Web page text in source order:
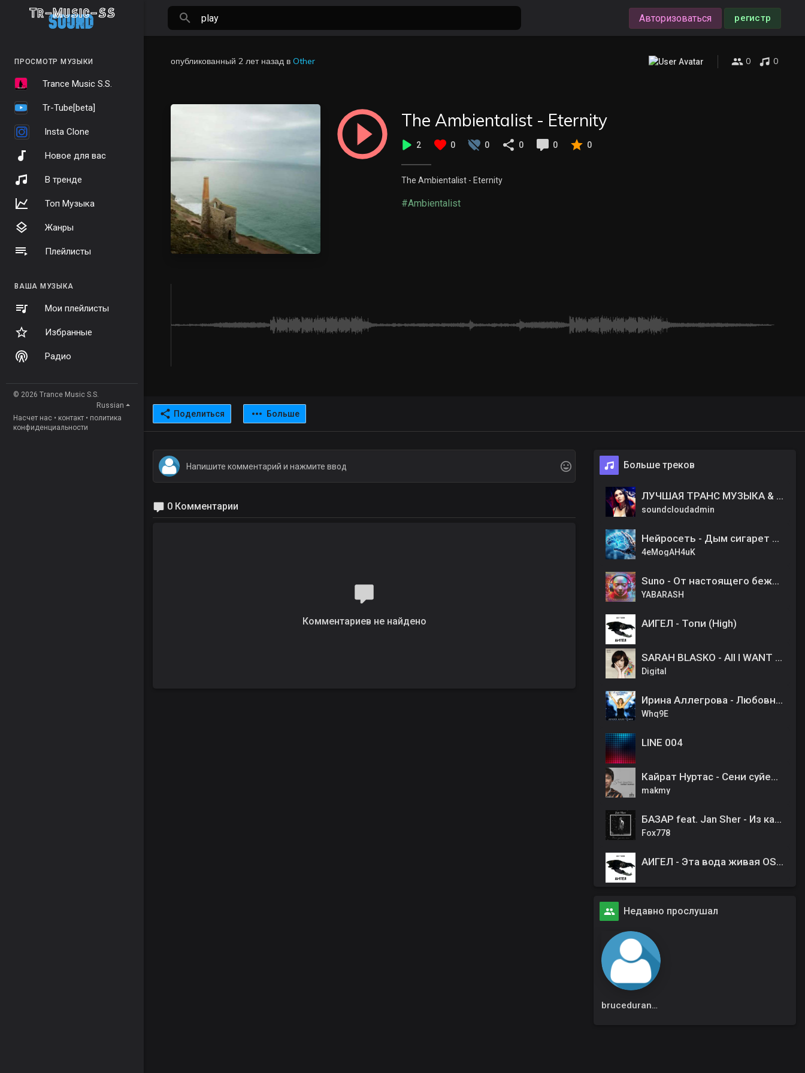
ПРОСМОТР МУЗЫКИ
Trance Music S.S.
Tr-Tube[beta]
Insta Clone
Новое для вас
В тренде
Топ Музыка
Жанры
Плейлисты
ВАША МУЗЫКА
Мои плейлисты
Избранные
Радио
© 2026 Trance Music S.S.
Russian
Насчет нас • контакт • политика
конфиденциальности
Авторизоваться регистр
опубликованный 2 лет назад в Other 0 0
The Ambientalist - Eternity
2 0 0 0 0 0
The Ambientalist - Eternity
#Ambientalist
Поделиться Больше
0 Комментарии
Комментариев не найдено
Больше треков
ЛУЧШАЯ ТРАНС МУЗЫКА & КРАСИВЫЕ ДЕВУШКИ. МИКС #1
soundcloudadmin
Нейросеть - Дым сигарет с ментолом
4eMogAH4uK
Suno - От настоящего бежим
YABARASH
АИГЕЛ - Топи (High)
SARAH BLASKO - All I WANT (ORIGINAL)
Digital
Ирина Аллегрова - Любовница
Whq9E
LINE 004
Кайрат Нуртас - Сени суйем маган ешким унамайды
makmy
БАЗАР feat. Jan Sher - Из кайфа
Fox778
АИГЕЛ - Эта вода живая OST Внутри убийцы
Недавно прослушал
bruceduran7300